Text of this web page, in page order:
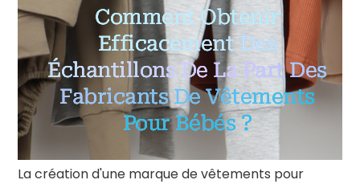
Comment Obtenir
Efficacement Des
Échantillons De La Part Des
Fabricants De Vêtements
Pour Bébés ?
La création d'une marque de vêtements pour